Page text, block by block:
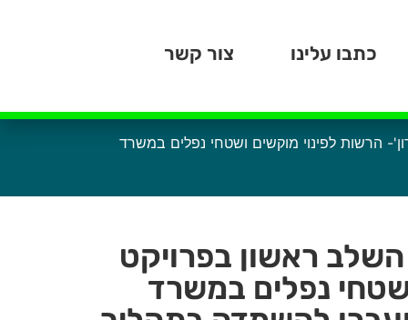
כתבו עלינו צור קשר
הרשות לפינוי מוקשים ושטחי נפלים במשרד
ראשון בפרויקט
נפלים במשרד